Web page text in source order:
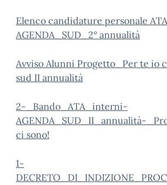
Elenco candidature personale
AGENDA_SUD_2° annualità
Avviso Alunni Progetto_Per te io
sud II annualità
2-_Bando_ATA_interni-
AGENDA_SUD_II_annualità-
ci sono!
1-